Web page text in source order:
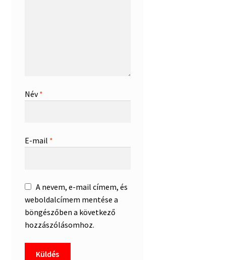
Név*
E-mail *
A nevem, e-mail címem, és
weboldalcímem mentése a
böngészőben a következő
hozzászólásomhoz.